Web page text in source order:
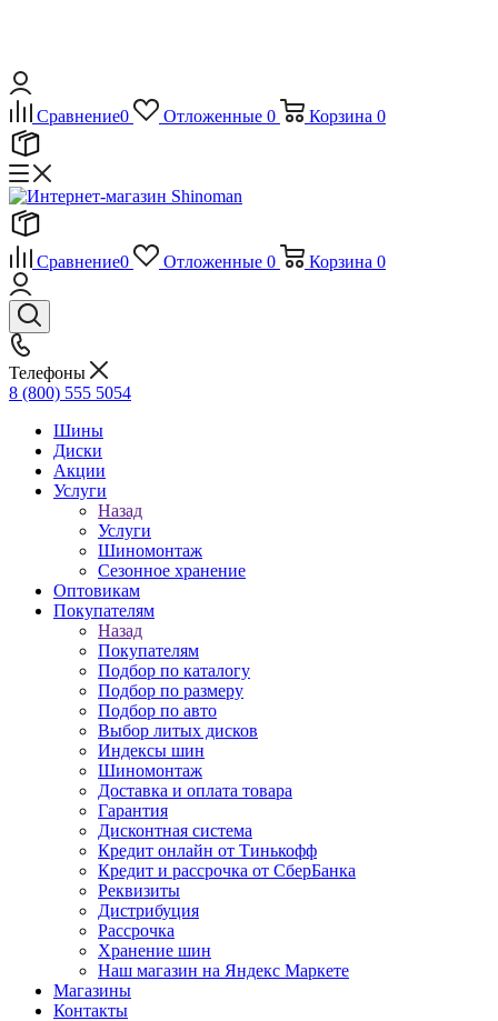
Сравнение0 Отложенные 0 Корзина 0
Сравнение0 Отложенные 0 Корзина 0
Телефоны
8 (800) 555 5054
Шины
Диски
Акции
Услуги
Назад
Услуги
Шиномонтаж
Сезонное хранение
Оптовикам
Покупателям
Назад
Покупателям
Подбор по каталогу
Подбор по размеру
Подбор по авто
Выбор литых дисков
Индексы шин
Шиномонтаж
Доставка и оплата товара
Гарантия
Дисконтная система
Кредит онлайн от Тинькофф
Кредит и рассрочка от СберБанка
Реквизиты
Дистрибуция
Рассрочка
Хранение шин
Наш магазин на Яндекс Маркете
Магазины
Контакты